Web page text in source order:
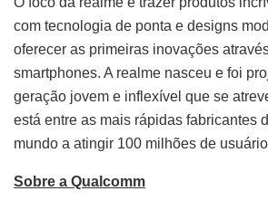
com tecnologia de ponta e designs
oferecer as primeiras inovações
smartphones. A realme nasceu e foi
geração jovem e inflexível que se
está entre as mais rápidas fabricantes
mundo a atingir 100 milhões de
Sobre a Qualcomm